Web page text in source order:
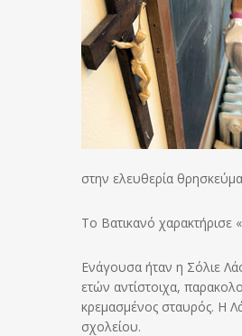
στην ελευθερία
Το Βατικανό
Eνάγουσα ήταν η Σόλιε
ετών αντίστοιχα,
κρεμασμένος σταυρός. Η
σχολείου.